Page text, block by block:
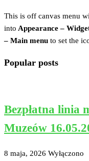
This is off canvas menu
into Appearance –
– Main menu to set the
Popular posts
Bezpłatna linia
Muzeów
8 maja, 2026 Wyłączono